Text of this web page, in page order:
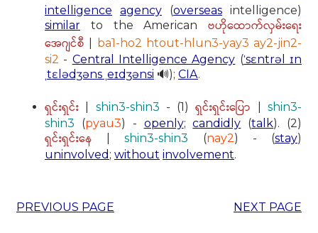
intelligence
agency (overseas intelligence)
similar to the American ဗဟိုထောက်လှမ်းရေး
အေဂျင်စီ
ba1-ho2 htout-hlun3-yay3 ay2-jin2-
si2 - Central Intelligence Agency (ˈsɛntrəl ɪn
ˌtɛlədʒəns ˌeɪdʒənsi 🔊); CIA.
ရှင်းရှင်း shin3-shin3 - (1)ရှင်းရှင်းပြော |shin3-
shin3 (pyau3) - openly;candidly (talk). (2)
ရှင်းရှင်းနေ |shin3-shin3 (nay2) - (stay)
uninvolved ; without involvement.
PREVIOUS PAGE NEXT PAGE